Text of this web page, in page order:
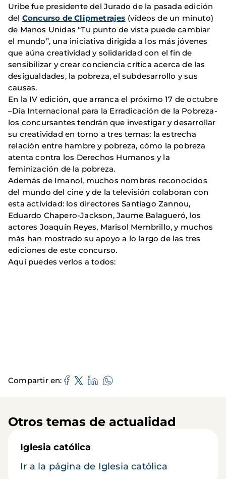
Uribe fue presidente del Jurado de la pasada edición
del Concurso de Clipmetrajes (vídeos de un minuto)
de Manos Unidas “Tu punto de vista puede cambiar
el mundo”, una iniciativa dirigida a los más jóvenes
que aúna creatividad y solidaridad con el fin de
sensibilizar y crear conciencia crítica acerca de las
desigualdades, la pobreza, el subdesarrollo y sus
causas.
En la IV edición, que arranca el próximo 17 de octubre
–Día Internacional para la Erradicación de la Pobreza-
los concursantes tendrán que investigar y desarrollar
su creatividad en torno a tres temas: la estrecha
relación entre hambre y pobreza, cómo la pobreza
atenta contra los Derechos Humanos y la
feminización de la pobreza.
Además de Imanol, muchos nombres reconocidos
del mundo del cine y de la televisión colaboran con
esta actividad: los directores Santiago Zannou,
Eduardo Chapero-Jackson, Jaume Balagueró, los
actores Joaquín Reyes, Marisol Membrillo, y muchos
más han mostrado su apoyo a lo largo de las tres
ediciones de este concurso.
Aquí puedes verlos a todos:
Compartir en
Otros temas de actualidad
Iglesia católica
Ir a la página de Iglesia católica